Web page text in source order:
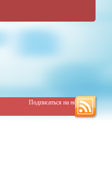
Подписаться на новости